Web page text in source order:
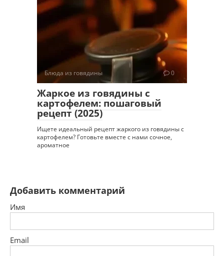
Блюда из говядины 0
Жаркое из говядины с
картофелем: пошаговый
рецепт (2025)
Ищете идеальный рецепт жаркого из говядины с
картофелем? Готовьте вместе с нами сочное,
ароматное
Добавить комментарий
Имя
Email